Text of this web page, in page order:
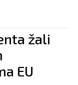
žali
EU